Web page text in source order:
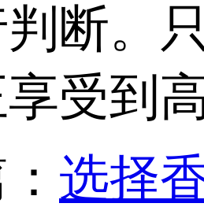
断。
受到
选择